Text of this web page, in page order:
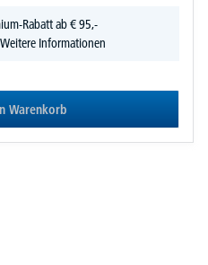
Rabatt ab € 95,-
Weitere Informationen
Warenkorb